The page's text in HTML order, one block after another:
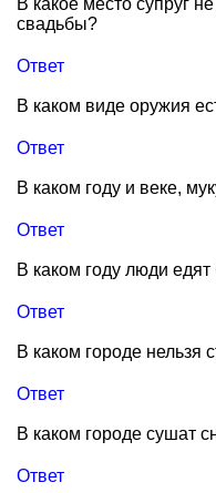
В какое место супруг
свадьбы?
Ответ
В каком виде оружия
Ответ
В каком году и веке,
Ответ
В каком году люди
Ответ
В каком городе нельзя
Ответ
В каком городе сушат
Ответ